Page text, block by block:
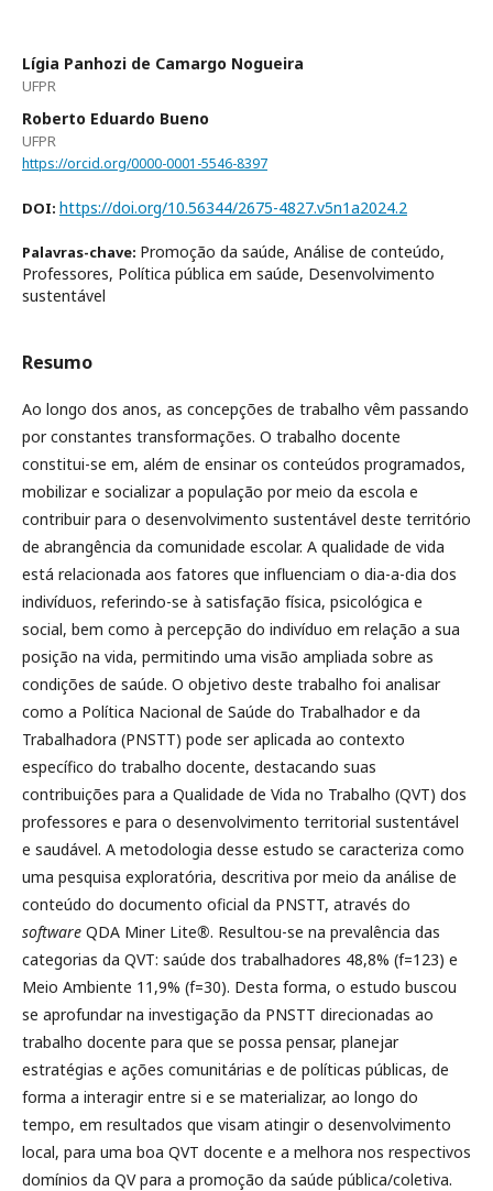
Lígia Panhozi de Camargo Nogueira
UFPR
Roberto Eduardo Bueno
UFPR
https://orcid.org/0000-0001-5546-8397
DOI: https://doi.org/10.56344/2675-4827.v5n1a2024.2
Palavras-chave: Promoção da saúde, Análise de conteúdo,
Professores, Política pública em saúde, Desenvolvimento
sustentável
Resumo
Ao longo dos anos, as concepções de trabalho vêm passando
por constantes transformações. O trabalho docente
constitui-se em, além de ensinar os conteúdos programados,
mobilizar e socializar a população por meio da escola e
contribuir para o desenvolvimento sustentável deste território
de abrangência da comunidade escolar. A qualidade de vida
está relacionada aos fatores que influenciam o dia-a-dia dos
indivíduos, referindo-se à satisfação física, psicológica e
social, bem como à percepção do indivíduo em relação a sua
posição na vida, permitindo uma visão ampliada sobre as
condições de saúde. O objetivo deste trabalho foi analisar
como a Política Nacional de Saúde do Trabalhador e da
Trabalhadora (PNSTT) pode ser aplicada ao contexto
específico do trabalho docente, destacando suas
contribuições para a Qualidade de Vida no Trabalho (QVT) dos
professores e para o desenvolvimento territorial sustentável
e saudável. A metodologia desse estudo se caracteriza como
uma pesquisa exploratória, descritiva por meio da análise de
conteúdo do documento oficial da PNSTT, através do
software QDA Miner Lite®. Resultou-se na prevalência das
categorias da QVT: saúde dos trabalhadores 48,8% (f=123) e
Meio Ambiente 11,9% (f=30). Desta forma, o estudo buscou
se aprofundar na investigação da PNSTT direcionadas ao
trabalho docente para que se possa pensar, planejar
estratégias e ações comunitárias e de políticas públicas, de
forma a interagir entre si e se materializar, ao longo do
tempo, em resultados que visam atingir o desenvolvimento
local, para uma boa QVT docente e a melhora nos respectivos
domínios da QV para a promoção da saúde pública/coletiva.